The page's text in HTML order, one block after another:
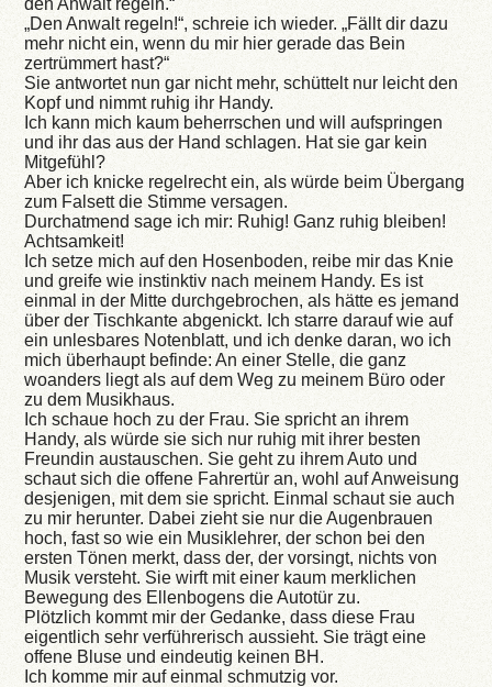
„Den Anwalt regeln!“, schreie ich wieder. „Fällt dir dazu
mehr nicht ein, wenn du mir hier gerade das Bein
zertrümmert hast?“
Sie antwortet nun gar nicht mehr, schüttelt nur leicht den
Kopf und nimmt ruhig ihr Handy.
Ich kann mich kaum beherrschen und will aufspringen
und ihr das aus der Hand schlagen. Hat sie gar kein
Mitgefühl?
Aber ich knicke regelrecht ein, als würde beim Übergang
zum Falsett die Stimme versagen.
Durchatmend sage ich mir: Ruhig! Ganz ruhig bleiben!
Achtsamkeit!
Ich setze mich auf den Hosenboden, reibe mir das Knie
und greife wie instinktiv nach meinem Handy. Es ist
einmal in der Mitte durchgebrochen, als hätte es jemand
über der Tischkante abgenickt. Ich starre darauf wie auf
ein unlesbares Notenblatt, und ich denke daran, wo ich
mich überhaupt befinde: An einer Stelle, die ganz
woanders liegt als auf dem Weg zu meinem Büro oder
zu dem Musikhaus.
Ich schaue hoch zu der Frau. Sie spricht an ihrem
Handy, als würde sie sich nur ruhig mit ihrer besten
Freundin austauschen. Sie geht zu ihrem Auto und
schaut sich die offene Fahrertür an, wohl auf Anweisung
desjenigen, mit dem sie spricht. Einmal schaut sie auch
zu mir herunter. Dabei zieht sie nur die Augenbrauen
hoch, fast so wie ein Musiklehrer, der schon bei den
ersten Tönen merkt, dass der, der vorsingt, nichts von
Musik versteht. Sie wirft mit einer kaum merklichen
Bewegung des Ellenbogens die Autotür zu.
Plötzlich kommt mir der Gedanke, dass diese Frau
eigentlich sehr verführerisch aussieht. Sie trägt eine
offene Bluse und eindeutig keinen BH.
Ich komme mir auf einmal schmutzig vor.